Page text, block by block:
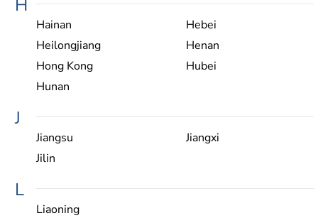
H
Hainan
Hebei
Heilongjiang
Henan
Hong Kong
Hubei
Hunan
J
Jiangsu
Jiangxi
Jilin
L
Liaoning